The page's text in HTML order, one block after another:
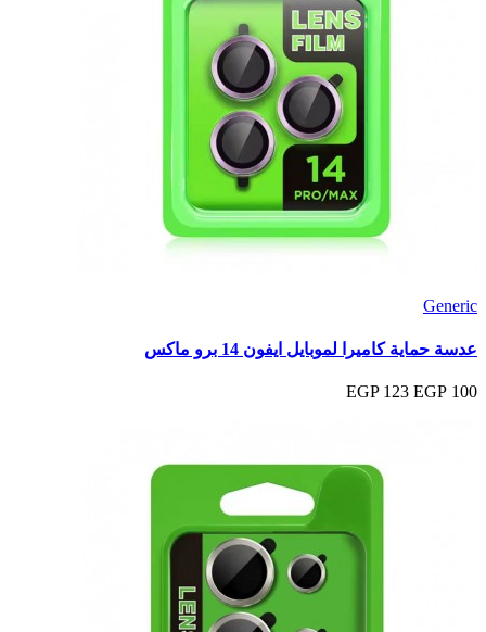
Generic
عدسة حماية كاميرا لموبايل ايفون 14 برو ماكس
100 EGP
123 EGP